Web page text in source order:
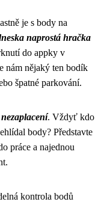
je s body na
naprostá hračka
do appky v
nám nějaký ten bodík
špatné parkování.
. Vždyť kdo
body? Představte
práce a najednou
kontrola bodů